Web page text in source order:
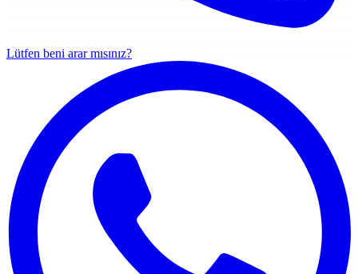
Lütfen beni arar mısınız?